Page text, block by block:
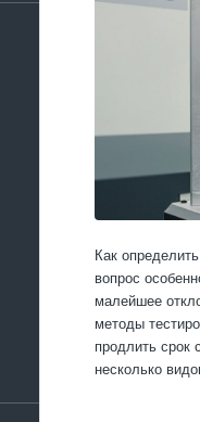
Как
вопрос
малейшее
методы
продлить
несколько